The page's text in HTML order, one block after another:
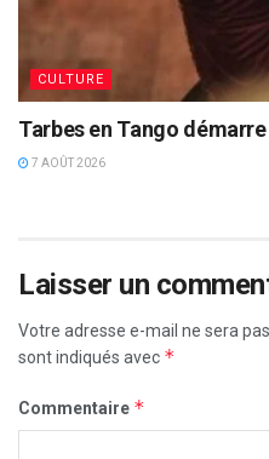
CULTURE
Tarbes en Tango
7 AOÛT 2026
Laisser un
Votre adresse e-mail ne sera
sont indiqués avec *
Commentaire *